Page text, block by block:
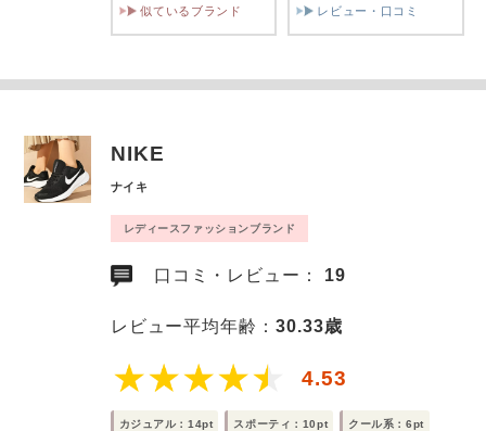
似ているブランド レビュー・口コミ
NIKE
ナイキ
レディースファッションブランド
口コミ・レビュー： 19
レビュー平均年齢：30.33歳
4.53
カジュアル：14pt スポーティ：10pt クール系：6pt